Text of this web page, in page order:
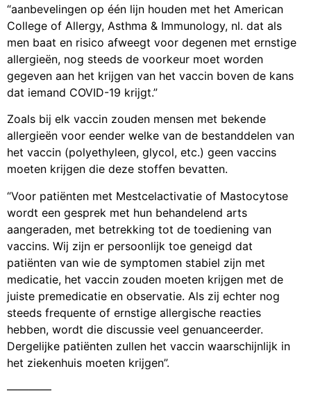
“aanbevelingen op één lijn houden met het American
College of Allergy, Asthma & Immunology, nl. dat als
men baat en risico afweegt voor degenen met ernstige
allergieën, nog steeds de voorkeur moet worden
gegeven aan het krijgen van het vaccin boven de kans
dat iemand COVID-19 krijgt.”
Zoals bij elk vaccin zouden mensen met bekende
allergieën voor eender welke van de bestanddelen van
het vaccin (polyethyleen, glycol, etc.) geen vaccins
moeten krijgen die deze stoffen bevatten.
“Voor patiënten met Mestcelactivatie of Mastocytose
wordt een gesprek met hun behandelend arts
aangeraden, met betrekking tot de toediening van
vaccins. Wij zijn er persoonlijk toe geneigd dat
patiënten van wie de symptomen stabiel zijn met
medicatie, het vaccin zouden moeten krijgen met de
juiste premedicatie en observatie. Als zij echter nog
steeds frequente of ernstige allergische reacties
hebben, wordt die discussie veel genuanceerder.
Dergelijke patiënten zullen het vaccin waarschijnlijk in
het ziekenhuis moeten krijgen”.
————